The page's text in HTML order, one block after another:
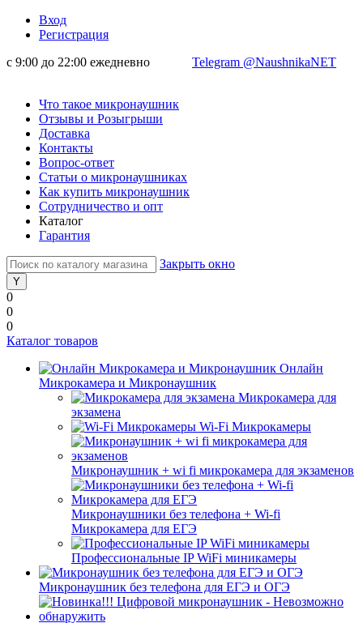
Вход
Регистрация
с 9:00 до 22:00 ежедневно
Telegram @NaushnikaNET
Что такое микронаушник
Отзывы и Розыгрыши
Доставка
Контакты
Вопрос-ответ
Статьи о микронаушниках
Как купить микронаушник
Сотрудничество и опт
Каталог
Гарантия
Закрыть окно
0
0
0
Каталог товаров
Онлайн
Микрокамера и Микронаушник
Микрокамера для
экзамена
Wi-Fi Микрокамеры
Микронаушник + wi fi микрокамера для экзаменов
Микронаушники без телефона + Wi-fi
Микрокамера для ЕГЭ
Профессиональные IP WiFi миникамеры
Микронаушник без телефона для ЕГЭ и ОГЭ